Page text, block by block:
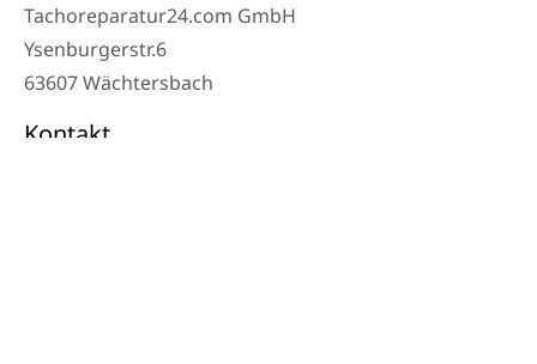
Tachoreparatur24.com GmbH
Ysenburgerstr.6
63607 Wächtersbach
Kontakt